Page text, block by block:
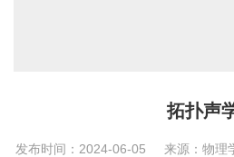
拓扑声
发布时间：2024-06-05 来源：物理